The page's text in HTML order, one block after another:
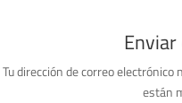
Tu dirección de correo electrónico
están